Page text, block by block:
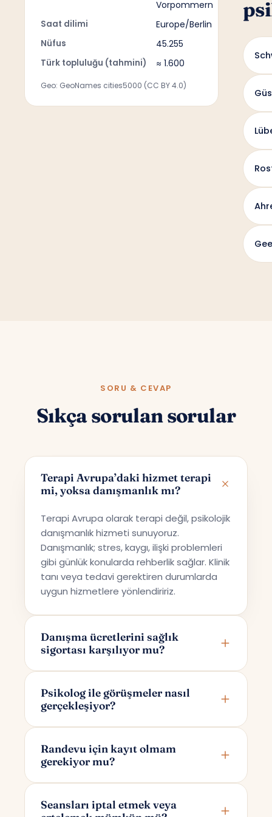
Vorpommern
Saat dilimi Europe/Berlin
Nüfus 45.255
Türk topluluğu (tahmini) ≈ 1.600
Geo: GeoNames cities5000 (CC BY 4.0)
SORU & CEVAP
Sıkça sorulan sorular
Terapi Avrupa’daki hizmet terapi
mi, yoksa danışmanlık mı?
Terapi Avrupa olarak terapi değil, psikolojik
danışmanlık hizmeti sunuyoruz.
Danışmanlık; stres, kaygı, ilişki problemleri
gibi günlük konularda rehberlik sağlar. Klinik
tanı veya tedavi gerektiren durumlarda
uygun hizmetlere yönlendiririz.
Danışma ücretlerini sağlık
sigortası karşılıyor mu?
sunmaktadır; bu nedenle ücretler sağlık
sigortaları tarafından karşılanmamaktadır.
Psikolog ile görüşmeler nasıl
gerçekleşiyor?
üzerinden yapılır. Randevunuzu
oluşturduktan sonra yalnızca size ve
Randevu için kayıt olmam
gerekiyor mu?
posta adresinizi girmeniz yeterlidir. Bu
Seansları iptal etmek veya